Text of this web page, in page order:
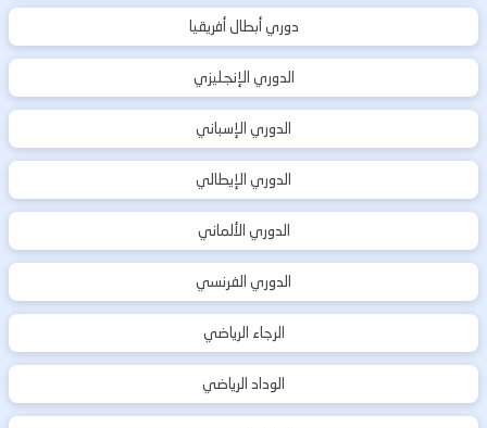
دوري أبطال أفريقيا
الدوري الإنجليزي
الدوري الإسباني
الدوري الإيطالي
الدوري الألماني
الدوري الفرنسي
الرجاء الرياضي
الوداد الرياضي